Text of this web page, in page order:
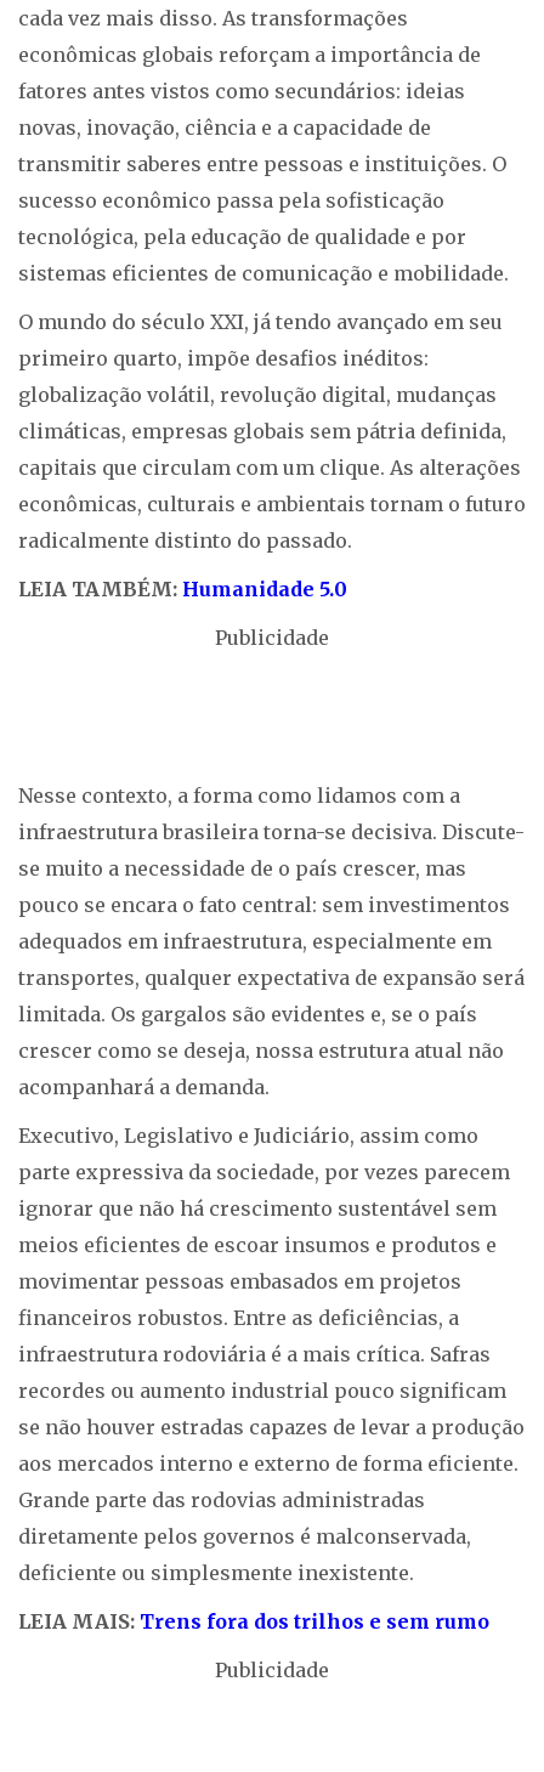
cada vez mais disso. As transformações
econômicas globais reforçam a importância de
fatores antes vistos como secundários: ideias
novas, inovação, ciência e a capacidade de
transmitir saberes entre pessoas e instituições. O
sucesso econômico passa pela sofisticação
tecnológica, pela educação de qualidade e por
sistemas eficientes de comunicação e mobilidade.
O mundo do século XXI, já tendo avançado em seu
primeiro quarto, impõe desafios inéditos:
globalização volátil, revolução digital, mudanças
climáticas, empresas globais sem pátria definida,
capitais que circulam com um clique. As alterações
econômicas, culturais e ambientais tornam o futuro
radicalmente distinto do passado.
LEIA TAMBÉM: Humanidade 5.0
Publicidade
Nesse contexto, a forma como lidamos com a
infraestrutura brasileira torna-se decisiva. Discute-
se muito a necessidade de o país crescer, mas
pouco se encara o fato central: sem investimentos
adequados em infraestrutura, especialmente em
transportes, qualquer expectativa de expansão será
limitada. Os gargalos são evidentes e, se o país
crescer como se deseja, nossa estrutura atual não
acompanhará a demanda.
Executivo, Legislativo e Judiciário, assim como
parte expressiva da sociedade, por vezes parecem
ignorar que não há crescimento sustentável sem
meios eficientes de escoar insumos e produtos e
movimentar pessoas embasados em projetos
financeiros robustos. Entre as deficiências, a
infraestrutura rodoviária é a mais crítica. Safras
recordes ou aumento industrial pouco significam
se não houver estradas capazes de levar a produção
aos mercados interno e externo de forma eficiente.
Grande parte das rodovias administradas
diretamente pelos governos é malconservada,
deficiente ou simplesmente inexistente.
LEIA MAIS: Trens fora dos trilhos e sem rumo
Publicidade